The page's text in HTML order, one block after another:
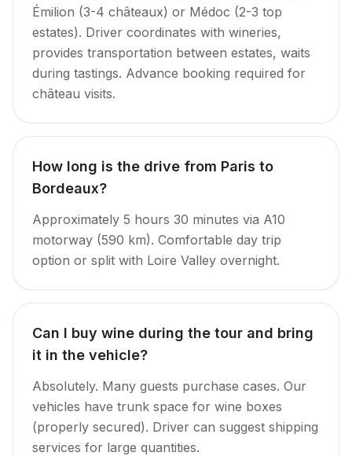
Émilion (3-4 châteaux) or Médoc (2-3 top
estates). Driver coordinates with wineries,
provides transportation between estates, waits
during tastings. Advance booking required for
château visits.
How long is the drive from Paris to
Bordeaux?
Approximately 5 hours 30 minutes via A10
motorway (590 km). Comfortable day trip
option or split with Loire Valley overnight.
Can I buy wine during the tour and bring
it in the vehicle?
Absolutely. Many guests purchase cases. Our
vehicles have trunk space for wine boxes
(properly secured). Driver can suggest shipping
services for large quantities.